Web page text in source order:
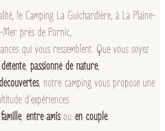
le Camping La Guichardière, à La Plaine-
près de Pornic,
qui vous ressemblent. Que vous soyez
, passionné de nature,
, notre camping vous propose une
d’expériences
, entre amisou en couple.